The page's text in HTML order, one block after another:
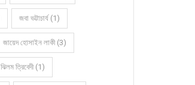
জবা ভট্টাচার্য (1)
জায়েদ হোসাইন লাকী (3)
ঝিলম ত্রিবেদী (1)